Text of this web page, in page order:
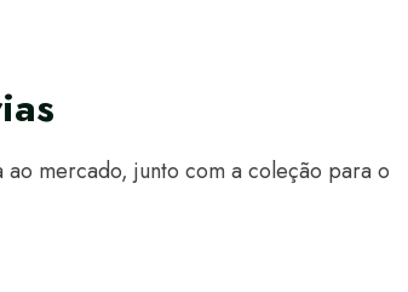
mercado, junto com a coleção para o